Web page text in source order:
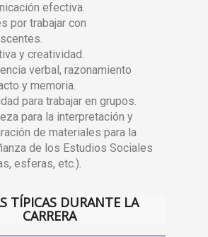
efectiva.
por trabajar con
y creatividad.
verbal, razonamiento
y memoria.
para trabajar en grupos.
para la interpretación y
de materiales para la
de los Estudios Sociales
esferas, etc.).
TÍPICAS DURANTE LA
CARRERA